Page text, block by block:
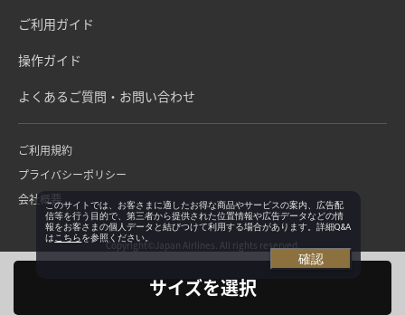
サイズを選択
ご利用ガイド
操作ガイド
よくあるご質問・お問い合わせ
ご利用規約
プライバシーポリシー
会社概要
Copyright©Japan Airlines. All rights reserved.
このサイトでは、お客さまに適したお得な商品やサービスの案内、広告配
信等を行う目的で、第三者から提供された位置情報や広告データなどの情
報をお客さまの個人データと結びつけて利用する場合があります。詳細Q&A
は こちらを参照ください。
確認